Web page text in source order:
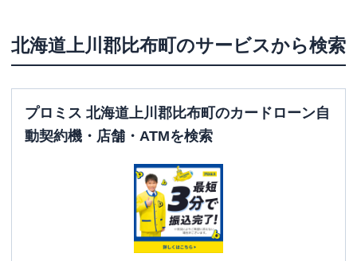
北海道上川郡比布町のサービスから検索
プロミス 北海道上川郡比布町のカードローン自
動契約機・店舗・ATMを検索